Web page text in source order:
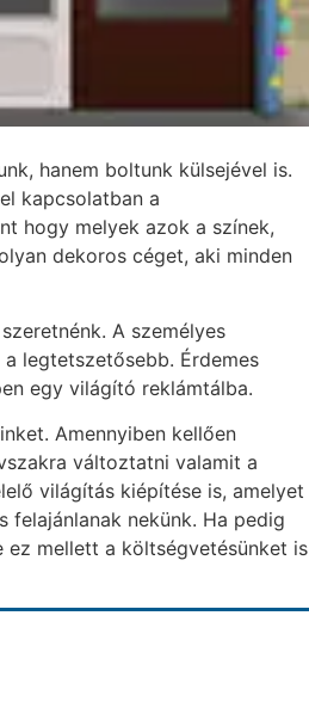
hanem boltunk külsejével is.
kapcsolatban a
hogy melyek azok a színek,
dekoros céget, aki minden
A személyes
legtetszetősebb. Érdemes
egy világító reklámtálba.
Amennyiben kellően
változtatni valamit a
világítás kiépítése is, amelyet
nekünk. Ha pedig
mellett a költségvetésünket is